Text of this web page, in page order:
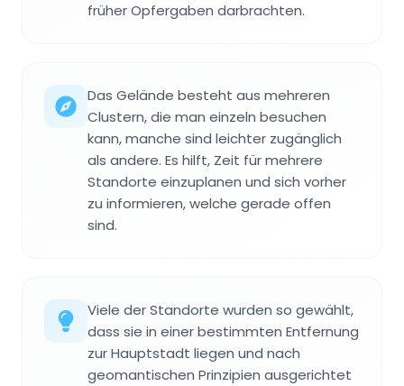
früher Opfergaben darbrachten.
Das Gelände besteht aus mehreren
Clustern, die man einzeln besuchen
kann, manche sind leichter zugänglich
als andere. Es hilft, Zeit für mehrere
Standorte einzuplanen und sich vorher
zu informieren, welche gerade offen
sind.
Viele der Standorte wurden so gewählt,
dass sie in einer bestimmten Entfernung
zur Hauptstadt liegen und nach
geomantischen Prinzipien ausgerichtet